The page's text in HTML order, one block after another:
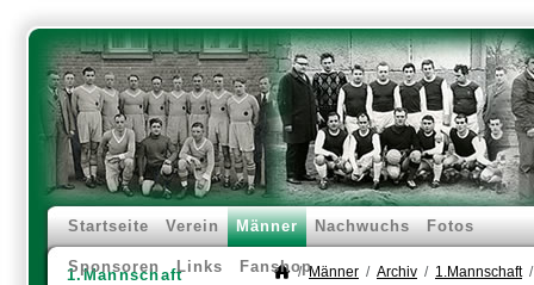
Startseite Verein Männer Nachwuchs Fotos
Sponsoren Links Fanshop
1.Mannschaft Männer Archiv 1.Mannschaft